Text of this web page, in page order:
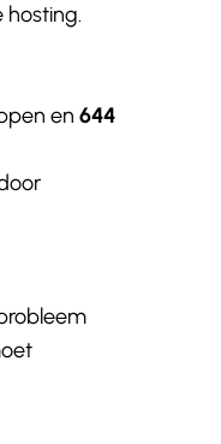
hosting.
en 644